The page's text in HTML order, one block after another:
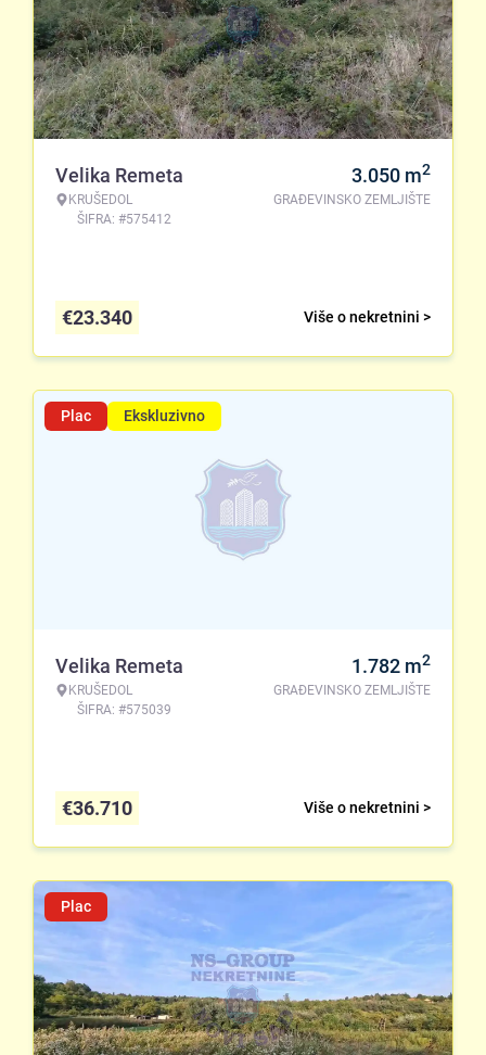
Velika Remeta
KRUŠEDOL
ŠIFRA: #575412
3.050 m2
GRAĐEVINSKO ZEMLJIŠTE
Više o nekretnini >
€23.340
Plac Ekskluzivno
Velika Remeta
KRUŠEDOL
ŠIFRA: #575039
1.782 m2
GRAĐEVINSKO ZEMLJIŠTE
Više o nekretnini >
€36.710
Plac